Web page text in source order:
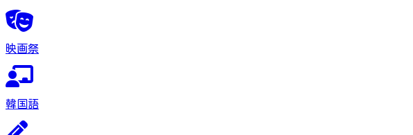
映画祭
韓国語